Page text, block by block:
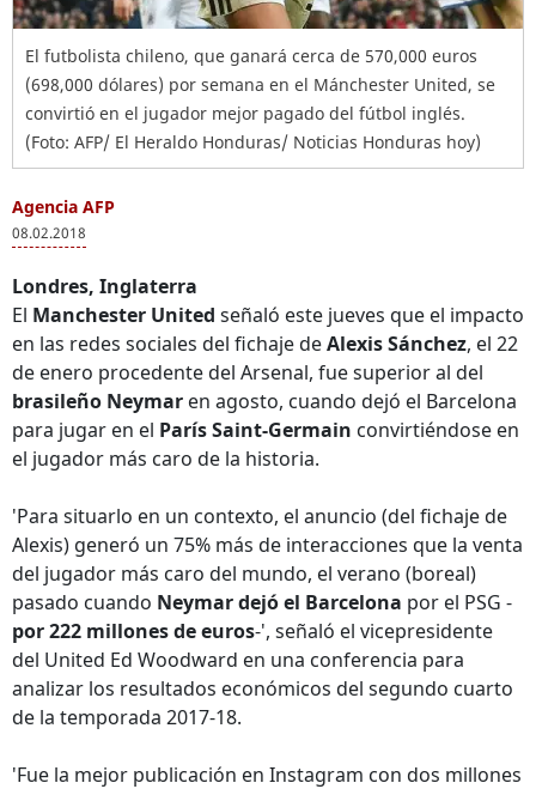
El futbolista chileno, que ganará cerca de 570,000 euros
(698,000 dólares) por semana en el Mánchester United, se
convirtió en el jugador mejor pagado del fútbol inglés.
(Foto: AFP/ El Heraldo Honduras/ Noticias Honduras hoy)
Agencia AFP
08.02.2018
Londres, Inglaterra
El Manchester United señaló este jueves que el impacto
en las redes sociales del fichaje deAlexis Sánchez, el 22
de enero procedente del Arsenal, fue superior al del
brasileño Neymar en agosto, cuando dejó el Barcelona
para jugar en el París Saint-Germain convirtiéndose en
el jugador más caro de la historia.
'Para situarlo en un contexto, el anuncio (del fichaje de
Alexis) generó un 75% más de interacciones que la venta
del jugador más caro del mundo, el verano (boreal)
pasado cuando Neymar dejó el Barcelona por el PSG -
por 222 millones de euros-', señaló el vicepresidente
del United Ed Woodward en una conferencia para
analizar los resultados económicos del segundo cuarto
de la temporada 2017-18.
'Fue la mejor publicación en Instagram con dos millones